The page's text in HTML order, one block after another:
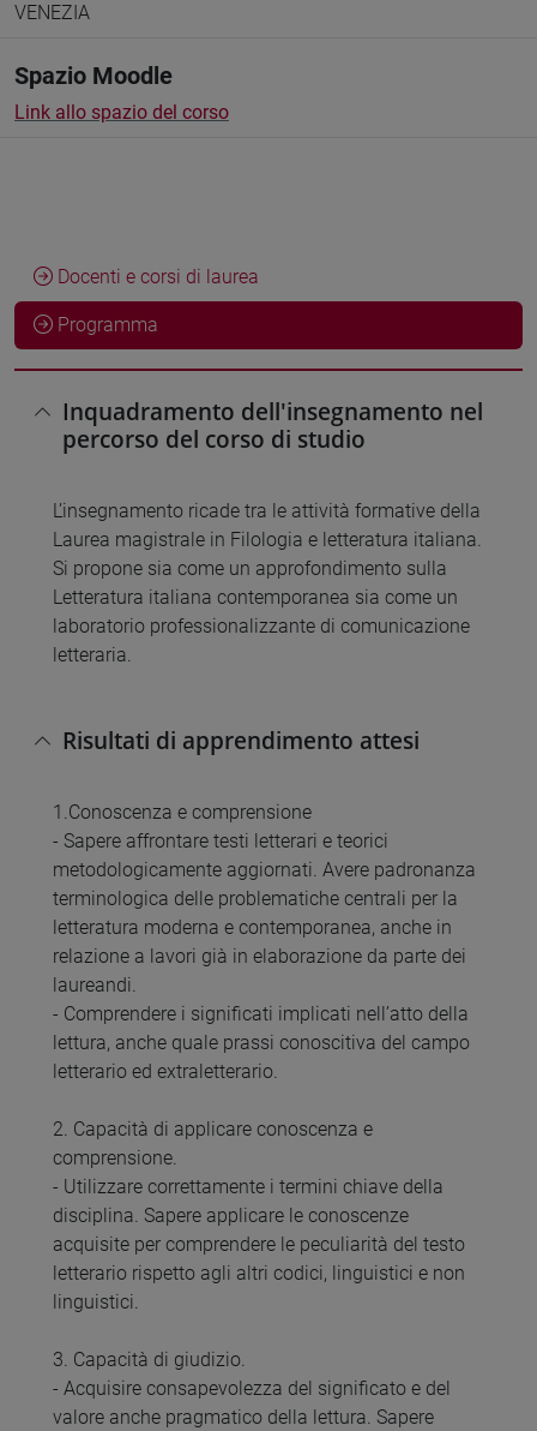
VENEZIA
Spazio Moodle
Link allo spazio del corso
Docenti e corsi di laurea
Programma
Inquadramento dell'insegnamento nel
percorso del corso di studio
L’insegnamento ricade tra le attività formative della
Laurea magistrale in Filologia e letteratura italiana.
Si propone sia come un approfondimento sulla
Letteratura italiana contemporanea sia come un
laboratorio professionalizzante di comunicazione
letteraria.
Risultati di apprendimento attesi
1.Conoscenza e comprensione
- Sapere affrontare testi letterari e teorici
metodologicamente aggiornati. Avere padronanza
terminologica delle problematiche centrali per la
letteratura moderna e contemporanea, anche in
relazione a lavori già in elaborazione da parte dei
laureandi.
- Comprendere i significati implicati nell’atto della
lettura, anche quale prassi conoscitiva del campo
letterario ed extraletterario.
2. Capacità di applicare conoscenza e
comprensione.
- Utilizzare correttamente i termini chiave della
disciplina. Sapere applicare le conoscenze
acquisite per comprendere le peculiarità del testo
letterario rispetto agli altri codici, linguistici e non
linguistici.
3. Capacità di giudizio.
- Acquisire consapevolezza del significato e del
valore anche pragmatico della lettura. Sapere